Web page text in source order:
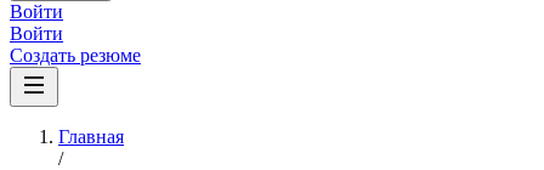
Войти
Войти
Создать резюме
Главная
/